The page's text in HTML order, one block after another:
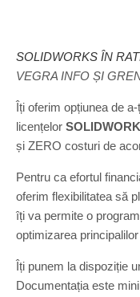
SOLIDWORKS ÎN
VEGRA INFO ȘI
Îți oferim opțiunea de
licențelor
și ZERO costuri de
Pentru ca efortul
oferim flexibilitatea să
îți va permite o
optimizarea
Îți punem la dispoziție
Documentația este